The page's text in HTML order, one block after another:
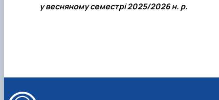
у весняному семестрі 2025/2026 н. р.